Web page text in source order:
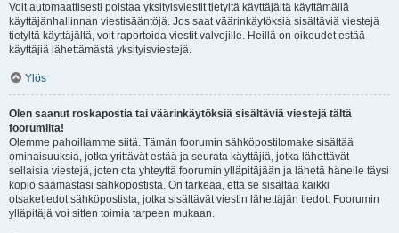
Voit automaattisesti poistaa yksityisviestit tietyltä käyttäjältä käyttämällä
käyttäjänhallinnan viestisääntöjä. Jos saat väärinkäytöksiä sisältäviä viestejä
tietyltä käyttäjältä, voit raportoida viestit valvojille. Heillä on oikeudet estää
käyttäjiä lähettämästä yksityisviestejä.
Ylös
Olen saanut roskapostia tai väärinkäytöksiä sisältäviä viestejä tältä
foorumilta!
Olemme pahoillamme siitä. Tämän foorumin sähköpostilomake sisältää
ominaisuuksia, jotka yrittävät estää ja seurata käyttäjiä, jotka lähettävät
sellaisia viestejä, joten ota yhteyttä foorumin ylläpitäjään ja lähetä hänelle täysi
kopio saamastasi sähköpostista. On tärkeää, että se sisältää kaikki
otsaketiedot sähköpostista, jotka sisältävät viestin lähettäjän tiedot. Foorumin
ylläpitäjä voi sitten toimia tarpeen mukaan.